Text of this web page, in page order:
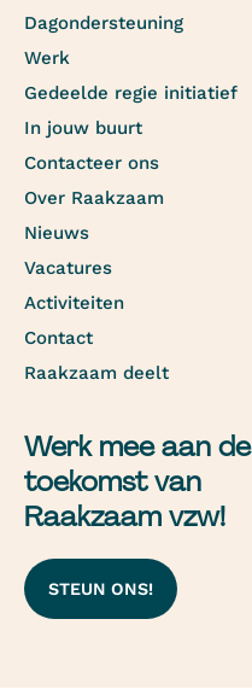
Dagondersteuning
Werk
Gedeelde regie initiatief
In jouw buurt
Contacteer ons
Over Raakzaam
Nieuws
Vacatures
Activiteiten
Contact
Raakzaam deelt
Werk mee aan de
toekomst van
Raakzaam vzw!
STEUN ONS!